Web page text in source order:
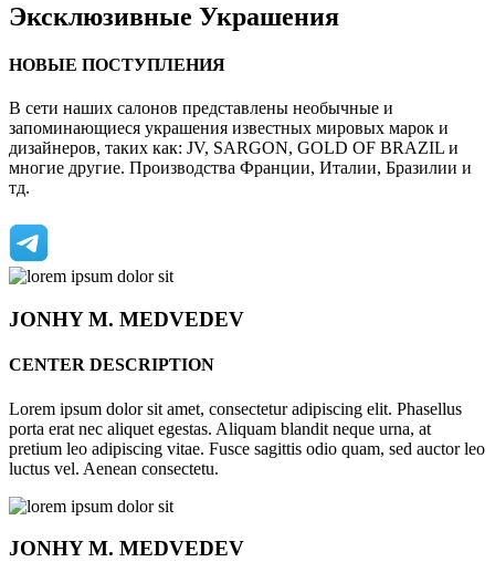
Эксклюзивные Украшения
НОВЫЕ ПОСТУПЛЕНИЯ
В сети наших салонов представлены необычные и
запоминающиеся украшения известных мировых марок и
дизайнеров, таких как: JV, SARGON, GOLD OF BRAZIL и
многие другие. Производства Франции, Италии, Бразилии и
тд.
JONHYM. MEDVEDEV
CENTER DESCRIPTION
Lorem ipsum dolor sit amet, consectetur adipiscing elit. Phasellus
porta erat nec aliquet egestas. Aliquam blandit neque urna, at
pretium leo adipiscing vitae. Fusce sagittis odio quam, sed auctor leo
luctus vel. Aenean consectetu.
JONHYM. MEDVEDEV